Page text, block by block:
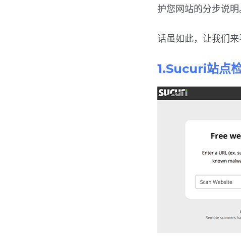
护您网站的分步说明
话虽如此，让我们
1.Sucuri站点